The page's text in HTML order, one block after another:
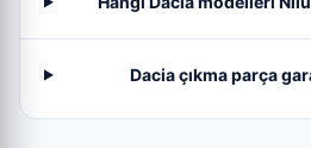
Dacia çıkma parça